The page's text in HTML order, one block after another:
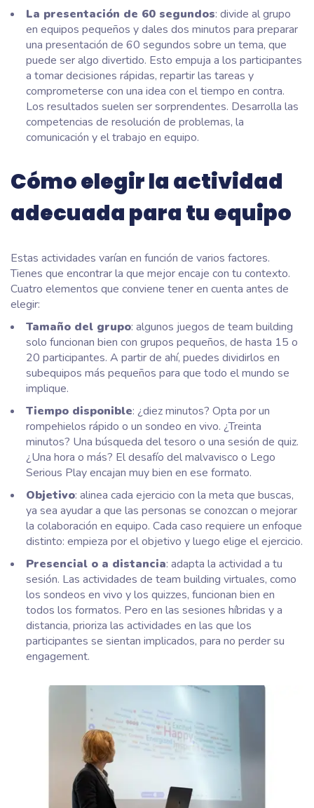
La presentación de 60 segundos: divide al grupo
en equipos pequeños y dales dos minutos para preparar
una presentación de 60 segundos sobre un tema, que
puede ser algo divertido. Esto empuja a los participantes
a tomar decisiones rápidas, repartir las tareas y
comprometerse con una idea con el tiempo en contra.
Los resultados suelen ser sorprendentes. Desarrolla las
competencias de resolución de problemas, la
comunicación y el trabajo en equipo.
Cómo elegir la actividad
adecuada para tu equipo
Estas actividades varían en función de varios factores.
Tienes que encontrar la que mejor encaje con tu contexto.
Cuatro elementos que conviene tener en cuenta antes de
elegir:
Tamaño del grupo: algunos juegos de team building
solo funcionan bien con grupos pequeños, de hasta 15 o
20 participantes. A partir de ahí, puedes dividirlos en
subequipos más pequeños para que todo el mundo se
implique.
Tiempo disponible: ¿diez minutos? Opta por un
rompehielos rápido o un sondeo en vivo. ¿Treinta
minutos? Una búsqueda del tesoro o una sesión de quiz.
¿Una hora o más? El desafío del malvavisco o Lego
Serious Play encajan muy bien en ese formato.
Objetivo: alinea cada ejercicio con la meta que buscas,
ya sea ayudar a que las personas se conozcan o mejorar
la colaboración en equipo. Cada caso requiere un enfoque
distinto: empieza por el objetivo y luego elige el ejercicio.
Presencial o a distancia: adapta la actividad a tu
sesión. Las actividades de team building virtuales, como
los sondeos en vivo y los quizzes, funcionan bien en
todos los formatos. Pero en las sesiones híbridas y a
distancia, prioriza las actividades en las que los
participantes se sientan implicados, para no perder su
engagement.